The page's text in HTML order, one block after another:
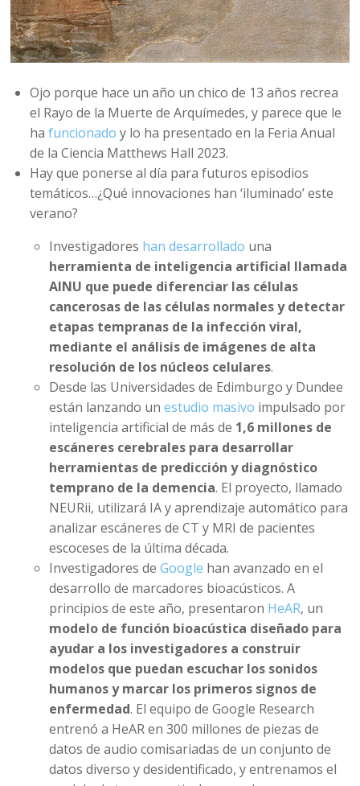
Ojo porque hace un año un chico de 13 años recrea
el Rayo de la Muerte de Arquímedes, y parece que le
hafuncionado y lo ha presentado en la Feria Anual
de la Ciencia Matthews Hall 2023.
Hay que ponerse al día para futuros episodios
temáticos…¿Qué innovaciones han ‘iluminado’ este
verano?
Investigadores han desarrollado una
herramienta de inteligencia artificial llamada
AINU que puede diferenciar las células
cancerosas de las células normales y detectar
etapas tempranas de la infección viral,
mediante el análisis de imágenes de alta
resolución de los núcleos celulares.
Desde las Universidades de Edimburgo y Dundee
están lanzando unestudio masivo impulsado por
inteligencia artificial de más de 1,6 millones de
escáneres cerebrales para desarrollar
herramientas de predicción y diagnóstico
temprano de la demencia. El proyecto, llamado
NEURii, utilizará IA y aprendizaje automático para
analizar escáneres de CT y MRI de pacientes
escoceses de la última década.
Investigadores deGoogle han avanzado en el
desarrollo de marcadores bioacústicos. A
principios de este año, presentaron HeAR, un
modelo de función bioacústica diseñado para
ayudar a los investigadores a construir
modelos que puedan escuchar los sonidos
humanos y marcar los primeros signos de
enfermedad. El equipo de Google Research
entrenó a HeAR en 300 millones de piezas de
datos de audio comisariadas de un conjunto de
datos diverso y desidentificado, y entrenamos el